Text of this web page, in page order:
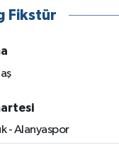
Fikstür
- Alanyaspor